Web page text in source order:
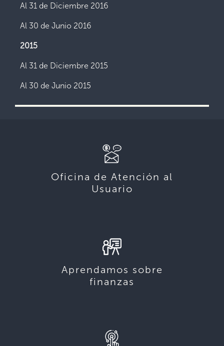
Al 31 de Diciembre 2016
Al 30 de Junio 2016
2015
Al 31 de Diciembre 2015
Al 30 de Junio 2015
Oficina de Atención al
Usuario
Aprendamos sobre
finanzas